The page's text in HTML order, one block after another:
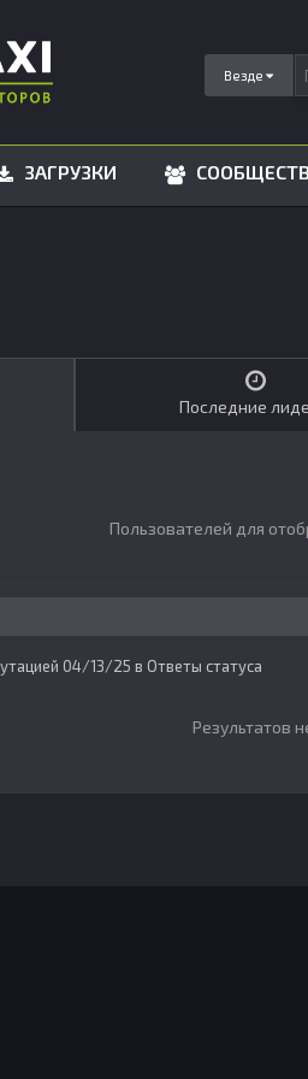
Везде
ЗАГРУЗКИ
Последние
Пользователей для
04/13/25 в Ответы статуса
Результатов